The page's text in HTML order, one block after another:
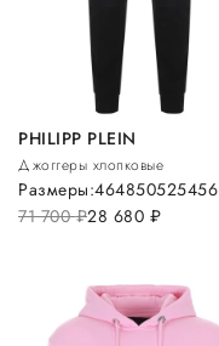
PHILIPP PLEIN
Джоггеры хлопковые
71 700руб.28 680 руб.
Размеры:464850525456